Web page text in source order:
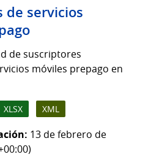
de servicios
de suscriptores
móviles prepago en
XLSX XML
13 de febrero de